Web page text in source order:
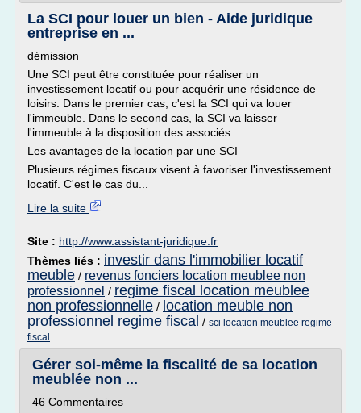
La SCI pour louer un bien - Aide juridique
entreprise en ...
démission
Une SCI peut être constituée pour réaliser un
investissement locatif ou pour acquérir une résidence de
loisirs. Dans le premier cas, c'est la SCI qui va louer
l'immeuble. Dans le second cas, la SCI va laisser
l'immeuble à la disposition des associés.
Les avantages de la location par une SCI
Plusieurs régimes fiscaux visent à favoriser l'investissement
locatif. C'est le cas du...
Lire la suite
Site : http://www.assistant-juridique.fr
Thèmes liés : investir dans l'immobilier locatif
meuble / revenus fonciers location meublee non
professionnel / regime fiscal location meublee
non professionnelle / location meuble non
professionnel regime fiscal / sci location meublee regime
fiscal
Gérer soi-même la fiscalité de sa location
meublée non ...
46 Commentaires